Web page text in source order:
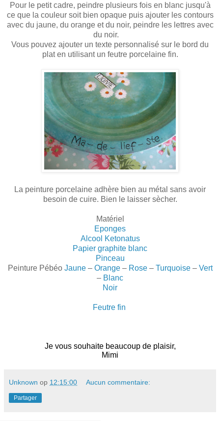
Pour le petit cadre, peindre plusieurs fois en blanc jusqu'à
ce que la couleur soit bien opaque puis ajouter les contours
avec du jaune, du orange et du noir, peindre les lettres avec
du noir.
Vous pouvez ajouter un texte personnalisé sur le bord du
plat en utilisant un feutre porcelaine fin.
La peinture porcelaine adhère bien au métal sans avoir
besoin de cuire. Bien le laisser sècher.
Matériel
Eponges
Alcool Ketonatus
Papier graphite blanc
Pinceau
Peinture Pébéo Jaune– Orange– Rose– Turquoise– Vert
– Blanc
Noir
Feutre fin
Je vous souhaite beaucoup de plaisir,
Mimi
Unknown op 12:15:00 Aucun commentaire:
Partager